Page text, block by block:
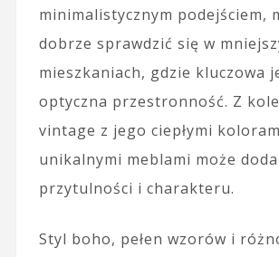
minimalistycznym podejściem,
dobrze sprawdzić się w
mieszkaniach, gdzie kluczowa
optyczna przestronność. Z
vintage z jego ciepłymi
unikalnymi meblami może
przytulności i charakteru.
Styl boho, pełen wzorów i